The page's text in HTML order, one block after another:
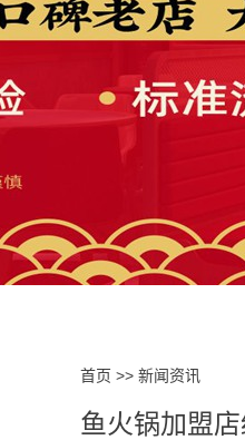
首页 >> 新闻资讯
鱼火锅加盟